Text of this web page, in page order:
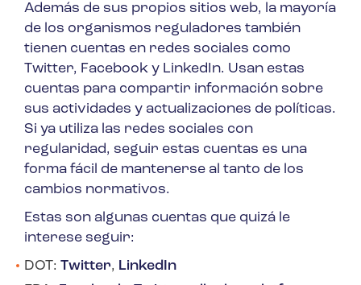
Además de sus propios sitios web, la mayoría
de los organismos reguladores también
tienen cuentas en redes sociales como
Twitter, Facebook y LinkedIn. Usan estas
cuentas para compartir información sobre
sus actividades y actualizaciones de políticas.
Si ya utiliza las redes sociales con
regularidad, seguir estas cuentas es una
forma fácil de mantenerse al tanto de los
cambios normativos.
Estas son algunas cuentas que quizá le
interese seguir:
DOT: Twitter, LinkedIn